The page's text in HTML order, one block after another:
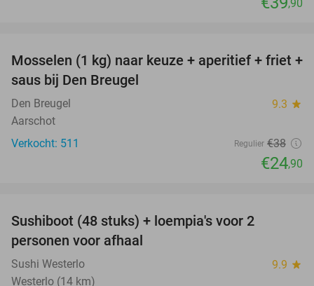
,90
34%
Mosselen (1 kg) naar keuze + aperitief + friet +
saus bij Den Breugel
Den Breugel 9.3 star
Aarschot
Verkocht: 511
Regulier €38
€24,90
Sushiboot (48 stuks) + loempia's voor 2
personen voor afhaal
Sushi Westerlo 9.9 star
Westerlo (14 km)